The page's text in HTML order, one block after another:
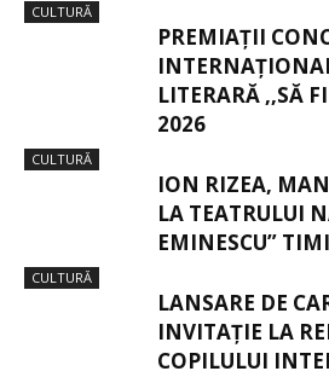
CULTURĂ
PREMIAȚII
LITERARĂ ,,SĂ
2026
CULTURĂ
ION RIZEA,
LA TEATRULUI
EMINESCU”
CULTURĂ
LANSARE DE
INVITAȚIE LA
COPILULUI